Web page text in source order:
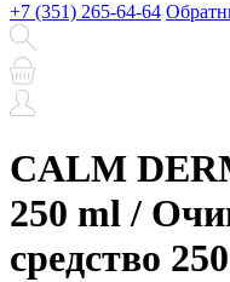
+7 (351) 265-64-64
CALM
250 ml /
средство